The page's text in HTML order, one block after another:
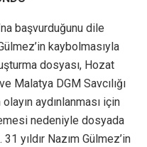
başvurduğunu dile
kaybolmasıyla
dosyası, Hozat
Malatya DGM Savcılığı
aydınlanması için
nedeniyle dosyada
yıldır Nazım Gülmez’in